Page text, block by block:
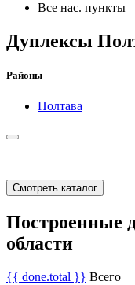
Все нас. пункты
Дуплексы
Районы
Полтава
Смотреть каталог
Построенные
области
{{ done.total }} Всего